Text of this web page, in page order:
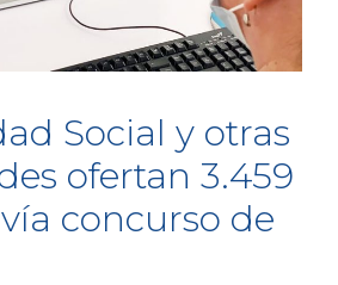
Social y otras
ofertan 3.459
concurso de